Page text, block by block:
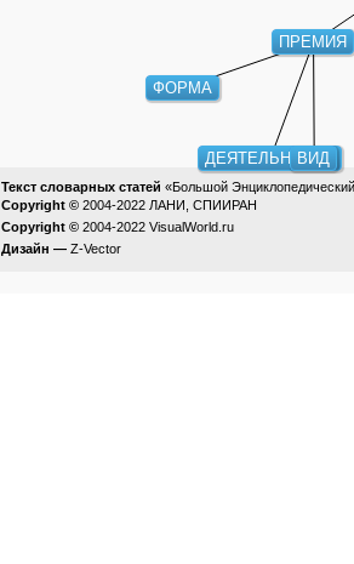
ПРЕМИЯ
ДЕЯТЕЛЬНОСТЬ
ВИД
ФОРМА
Текст словарных статей «Большой
Copyright © 2004-2022 ЛАНИ, СПИИРАН
Copyright © 2004-2022 VisualWorld.ru
Дизайн — Z-Vector